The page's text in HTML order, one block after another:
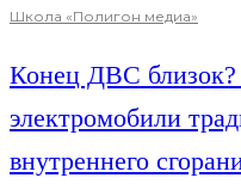
Школа «Полигон медиа»
Конец ДВС близок?
электромобили
внутреннего